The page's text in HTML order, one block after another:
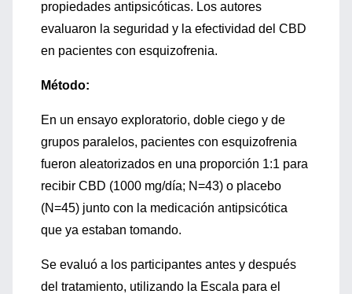
propiedades antipsicóticas. Los autores
evaluaron la seguridad y la efectividad del CBD
en pacientes con esquizofrenia.
Método:
En un ensayo exploratorio, doble ciego y de
grupos paralelos, pacientes con esquizofrenia
fueron aleatorizados en una proporción 1:1 para
recibir CBD (1000 mg/día; N=43) o placebo
(N=45) junto con la medicación antipsicótica
que ya estaban tomando.
Se evaluó a los participantes antes y después
del tratamiento, utilizando la Escala para el